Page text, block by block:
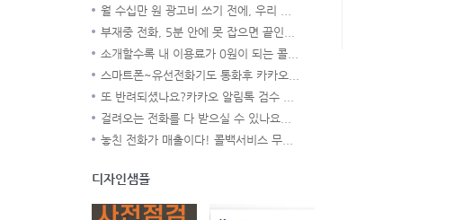
월 수십만 원 광고비 쓰기 전에, 우리 ...
부재중 전화, 5분 안에 못 잡으면 끝인...
소개할수록 내 이용료가 0원이 되는 콜...
스마트폰~유선전화기도 통화후 카카오...
또 반려되셨나요?카카오 알림톡 검수 ...
걸려오는 전화를 다 받으실 수 있나요...
놓친 전화가 매출이다! 콜백서비스 무...
디자인샘플